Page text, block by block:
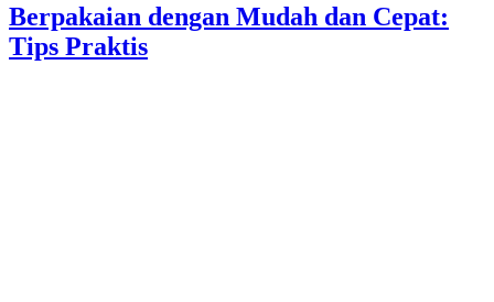
Berpakaian dengan Mudah dan Cepat:
Tips Praktis